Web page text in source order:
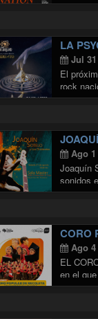
LA
Jul 31
El
rock
Ago 1
Joaquín
sonidos
CORO
Ago 4
EL
en el